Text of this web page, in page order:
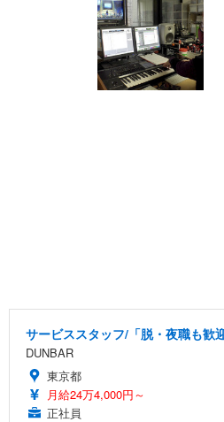
サービススタッフ/「脱・夜職も歓
DUNBAR
東京都
月給24万4,000円～
正社員